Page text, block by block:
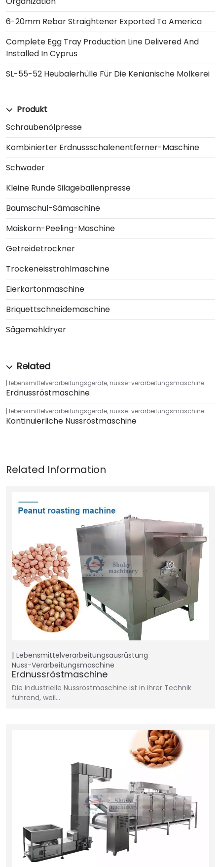
6-20mm Rebar Straightener Exported To America
Complete Egg Tray Production Line Delivered And
Installed In Cyprus
SL-55-52 Heubalerhülle Für Die Kenianische Molkerei
Produkt
Schraubenölpresse
Kombinierter Erdnussschalenentferner-Maschine
Schwader
Kleine Runde Silageballenpresse
Baumschul-Sämaschine
Maiskorn-Peeling-Maschine
Getreidetrockner
Trockeneisstrahlmaschine
Eierkartonmaschine
Briquettschneidemaschine
Sägemehldryer
lebensmittelverarbeitungsgeräte, nüsse-verarbeitungsmaschine
Erdnussröstmaschine
lebensmittelverarbeitungsgeräte, nüsse-verarbeitungsmaschine
Kontinuierliche Nussröstmaschine
Lebensmittelverarbeitungsausrüstung
Nuss-Verarbeitungsmaschine
Erdnussröstmaschine
Die industrielle Nussröstmaschine ist in ihrer Technik
führend, weil…